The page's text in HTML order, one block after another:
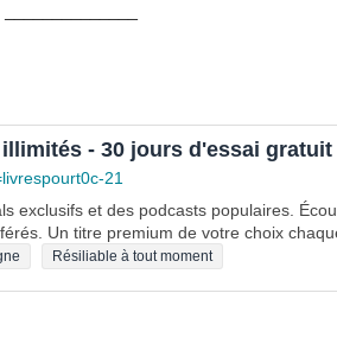
- 30 jours d'essai gratuit
21
exclusifs et des podcasts populaires.
Un titre premium de votre choix
Résiliable à tout moment